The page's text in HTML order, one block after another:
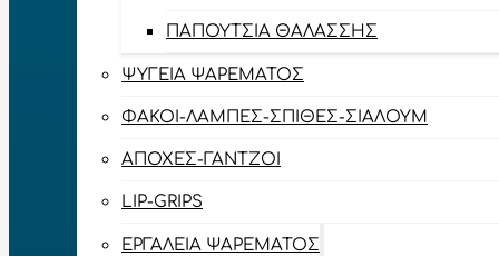
ΠΑΠΟΎΤΣΙΑ ΘΑΛΆΣΣΗΣ
ΨΥΓΕΊΑ ΨΑΡΈΜΑΤΟΣ
ΦΑΚΟΊ-ΛΆΜΠΕΣ-ΣΠΊΘΕΣ-ΣΊΑΛΟΥΜ
ΑΠΌΧΕΣ-ΓΆΝΤΖΟΙ
LIP-GRIPS
EΡΓΑΛΕΊΑ ΨΑΡΈΜΑΤΟΣ